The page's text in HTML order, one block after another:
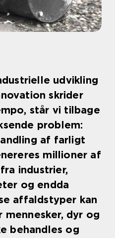
udvikling
skrider
står vi tilbage
problem:
af farligt
millioner af
industrier,
og endda
affaldstyper kan
dyr og
behandles og